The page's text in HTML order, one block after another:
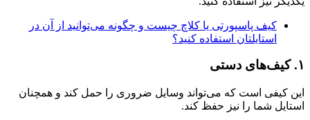
کیف پاسپورتی یا کلاچ چیست و چگونه می‌توانید از آن در
استایلتان استفاده کنید؟
۱. کیف‌های دستی
این کیفی است که می‌تواند وسایل ضروری را حمل کند و همچنان
استایل شما را نیز حفظ کند.